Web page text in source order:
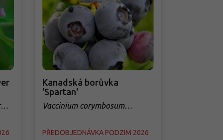
Kanadská borůvka
'Spartan'
Vaccinium corymbosum
PŘEDOBJEDNÁVKA PODZIM 2026